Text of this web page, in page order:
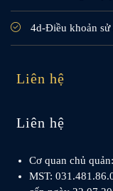
4d-Điều khoản sử
Liên hệ
Liên hệ
Cơ quan chủ
MST: